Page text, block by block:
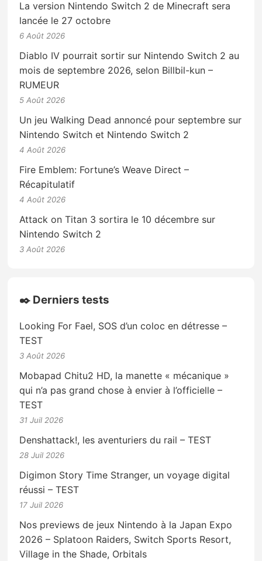
La version Nintendo Switch 2 de Minecraft sera
lancée le 27 octobre
6 Août 2026
Diablo IV pourrait sortir sur Nintendo Switch 2 au
mois de septembre 2026, selon Billbil-kun –
RUMEUR
5 Août 2026
Un jeu Walking Dead annoncé pour septembre sur
Nintendo Switch et Nintendo Switch 2
4 Août 2026
Fire Emblem: Fortune’s Weave Direct –
Récapitulatif
4 Août 2026
Attack on Titan 3 sortira le 10 décembre sur
Nintendo Switch 2
3 Août 2026
✒️ Derniers tests
Looking For Fael, SOS d’un coloc en détresse –
TEST
3 Août 2026
Mobapad Chitu2 HD, la manette « mécanique »
qui n’a pas grand chose à envier à l’officielle –
TEST
31 Juil 2026
Denshattack!, les aventuriers du rail – TEST
28 Juil 2026
Digimon Story Time Stranger, un voyage digital
réussi – TEST
17 Juil 2026
Nos previews de jeux Nintendo à la Japan Expo
2026 – Splatoon Raiders, Switch Sports Resort,
Village in the Shade, Orbitals